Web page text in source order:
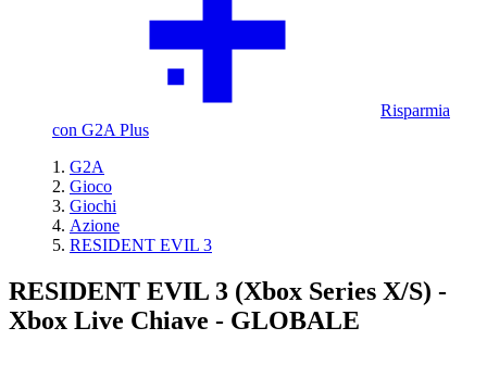
Risparmia
con G2A Plus
G2A
Gioco
Giochi
Azione
RESIDENT EVIL 3
RESIDENT EVIL 3 (Xbox Series X/S) -
Xbox Live Chiave - GLOBALE